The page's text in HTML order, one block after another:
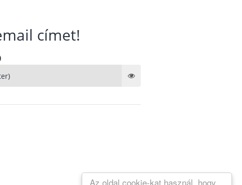
Az oldal cookie-kat használ, hogy
címet!